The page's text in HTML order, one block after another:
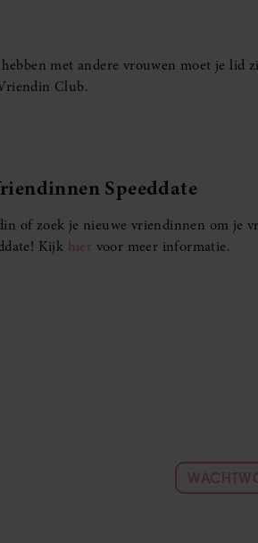
met andere vrouwen moet je lid
Club.
Speeddate
of zoek je nieuwe vriendinnen om je
Kijk hier voor meer informatie.